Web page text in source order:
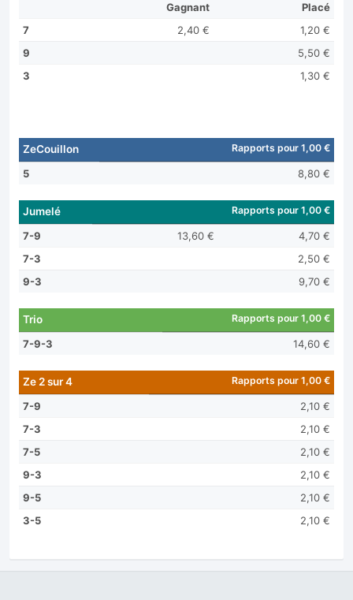
Gagnant
Placé
7
2,40 €
1,20 €
9
5,50 €
3
1,30 €
ZeCouillon Rapports pour 1,00 €
5 8,80 €
Jumelé Rapports pour 1,00 €
7-9 13,60 €
4,70 €
7-3
2,50 €
9-3
9,70 €
Trio Rapports pour 1,00 €
7-9-3 14,60 €
Ze 2 sur 4 Rapports pour 1,00 €
7-9
2,10 €
7-3
2,10 €
7-5
2,10 €
9-3
2,10 €
9-5
2,10 €
3-5
2,10 €